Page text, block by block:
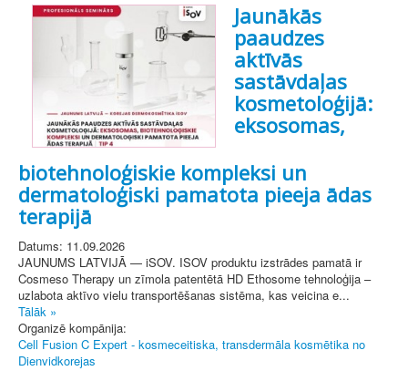
Jaunākās
paaudzes
aktīvās
sastāvdaļas
kosmetoloģijā:
eksosomas,
biotehnoloģiskie kompleksi un
dermatoloģiski pamatota pieeja ādas
terapijā
Datums: 11.09.2026
JAUNUMS LATVIJĀ — iSOV. ISOV produktu izstrādes pamatā ir
Cosmeso Therapy un zīmola patentētā HD Ethosome tehnoloģija –
uzlabota aktīvo vielu transportēšanas sistēma, kas veicina e...
Tālāk »
Organizē kompānija:
Cell Fusion C Expert - kosmeceitiska, transdermāla kosmētika no
Dienvidkorejas